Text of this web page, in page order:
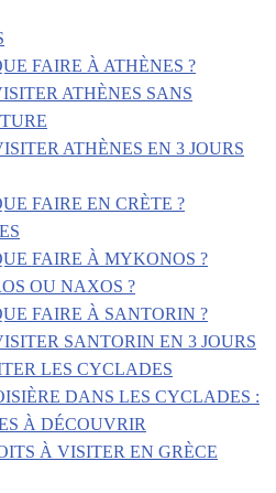
FAIRE À ATHÈNES ?
ATHÈNES SANS
ATHÈNES EN 3 JOURS
FAIRE EN CRÈTE ?
FAIRE À MYKONOS ?
OU NAXOS ?
FAIRE À SANTORIN ?
SANTORIN EN 3 JOURS
LES CYCLADES
DANS LES CYCLADES :
À DÉCOUVRIR
À VISITER EN GRÈCE